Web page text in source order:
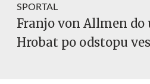
SPORTAL
Franjo von Allmen
Hrobat po odstopu